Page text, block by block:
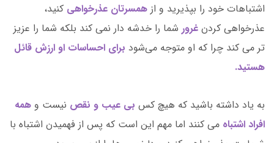
اشتباهات خود را بپذیرید و از همسرتان عذرخواهی کنید،
عذرخواهی کردن غرور شما را خدشه دار نمی کند بلکه شما را عزیز
تر می کند چرا که او متوجه می‌شود برای احساسات او ارزش قائل
هستید.
به یاد داشته باشید که هیچ کس بی عیب و نقص نیست و همه
افراد اشتباه می کنند اما مهم این است که پس از فهمیدن اشتباه با